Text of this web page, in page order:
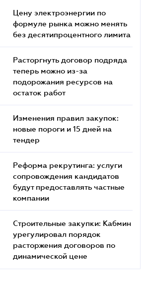
Цену электроэнергии по
формуле рынка можно менять
без десятипроцентного лимита
Расторгнуть договор подряда
теперь можно из-за
подорожания ресурсов на
остаток работ
Изменения правил закупок:
новые пороги и 15 дней на
тендер
Реформа рекрутинга: услуги
сопровождения кандидатов
будут предоставлять частные
компании
Строительные закупки: Кабмин
урегулировал порядок
расторжения договоров по
динамической цене